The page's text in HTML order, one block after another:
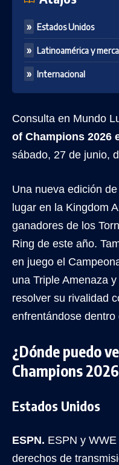
Estados Unidos
Latinoamérica y
Internacional
Consulta en Mundo
of Champions 2026
sábado, 27 de junio,
Una nueva edición de
lugar en la Kingdom
ganadores de los
Ring de este año.
en juego el
una Triple Amenaza
resolver su rivalidad
enfrentándose
¿Dónde puedo
Champions
Estados Unidos
ESPN. ESPN y
derechos de